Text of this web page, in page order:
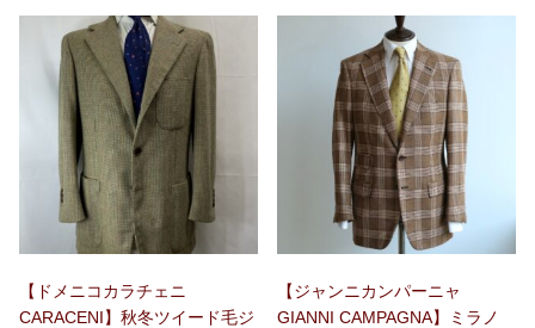
【ドメニコカラチェニ
CARACENI】秋冬ツイード毛ジ
【ジャンニカンパーニャ
GIANNI CAMPAGNA】ミラノ